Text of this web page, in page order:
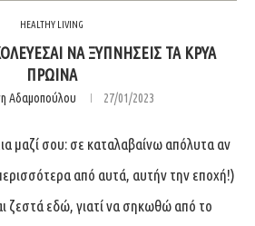
HEALTHY LIVING
ΝΑ ΞΥΠΝΗΣΕΙΣ ΤΑ ΚΡΥΑ
ΠΡΩΙΝΑ
Αδαμοπούλου 27/01/2023
μαζί σου: σε καταλαβαίνω απόλυτα αν
από αυτά, αυτήν την εποχή!)
ζεστά εδώ, γιατί να σηκωθώ από το